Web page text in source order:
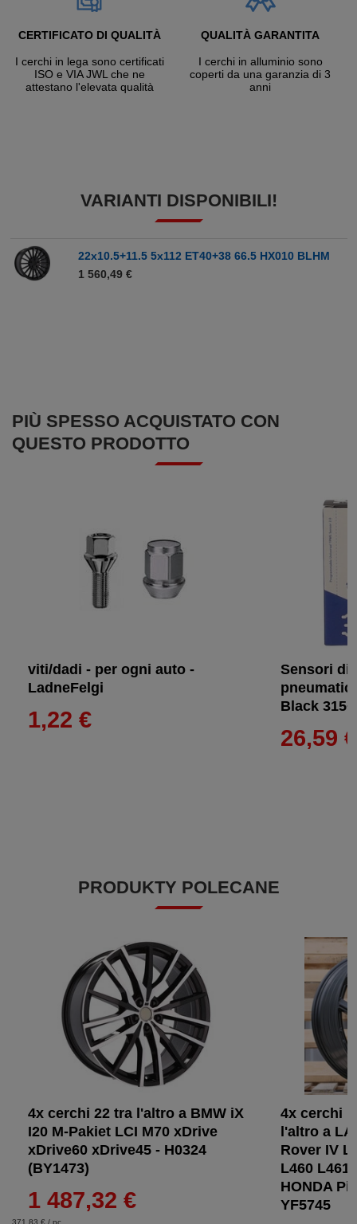
CERTIFICATO DI QUALITÀ
I cerchi in lega sono certificati
ISO e VIA JWL che ne
attestano l'elevata qualità
QUALITÀ GARANTITA
I cerchi in alluminio sono
coperti da una garanzia di 3
anni
VARIANTI DISPONIBILI!
22x10.5+11.5 5x112 ET40+38 66.5 HX010 BLHM
1 560,49 €
PIÙ SPESSO ACQUISTATO CON
QUESTO PRODOTTO
viti/dadi - per ogni auto -
LadneFelgi
1,22 €
Sensori di
Black
26,59 €
PRODUKTY POLECANE
4x cerchi 22 tra l'altro a BMW iX
I20 M-Pakiet LCI M70 xDrive
xDrive60 xDrive45 - H0324
(BY1473)
1 487,32 €
371,83 € / pc.
4x cerchi
l'altro a
Rover IV
L460 L461
HONDA
YF5745